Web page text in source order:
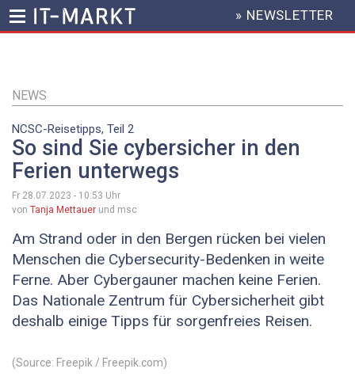
Inhalt
HEADER
MENU
» NEWSLETTER
NEWS
NCSC-Reisetipps, Teil 2
So sind Sie cybersicher in den
Ferien unterwegs
Fr 28.07.2023 - 10:53 Uhr
von Tanja Mettauer und msc
Am Strand oder in den Bergen rücken bei vielen
Menschen die Cybersecurity-Bedenken in weite
Ferne. Aber Cybergauner machen keine Ferien.
Das Nationale Zentrum für Cybersicherheit gibt
deshalb einige Tipps für sorgenfreies Reisen.
(Source: Freepik / Freepik.com)